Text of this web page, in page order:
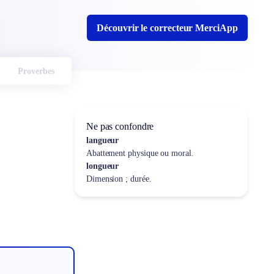
Découvrir le correcteur MerciApp
Proverbes
Ne pas confondre
langueur
Abattement physique ou moral.
longueur
Dimension ; durée.